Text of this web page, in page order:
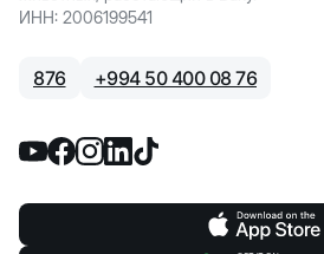
ИНН: 2006199541
876 +994 50 400 08 76